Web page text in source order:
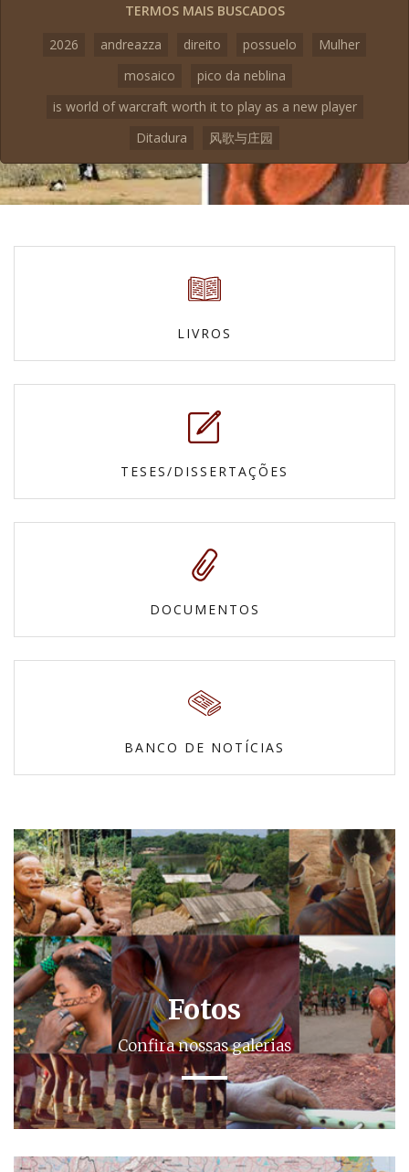
TERMOS MAIS BUSCADOS
2026
andreazza direito possuelo
Mulher
mosaico
pico da neblina
is world of warcraft worth it to play as a new player
Ditadura
风歌与庄园
LIVROS
TESES/DISSERTAÇÕES
DOCUMENTOS
BANCO DE NOTÍCIAS
Fotos
Confira nossas galerias